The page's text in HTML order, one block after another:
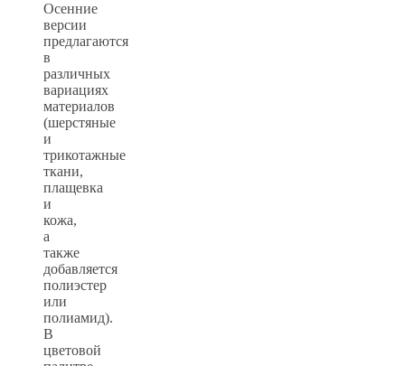
Осенние
версии
предлагаются
в
различных
вариациях
материалов
(шерстяные
и
трикотажные
ткани,
плащевка
и
кожа,
а
также
добавляется
полиэстер
или
полиамид).
В
цветовой